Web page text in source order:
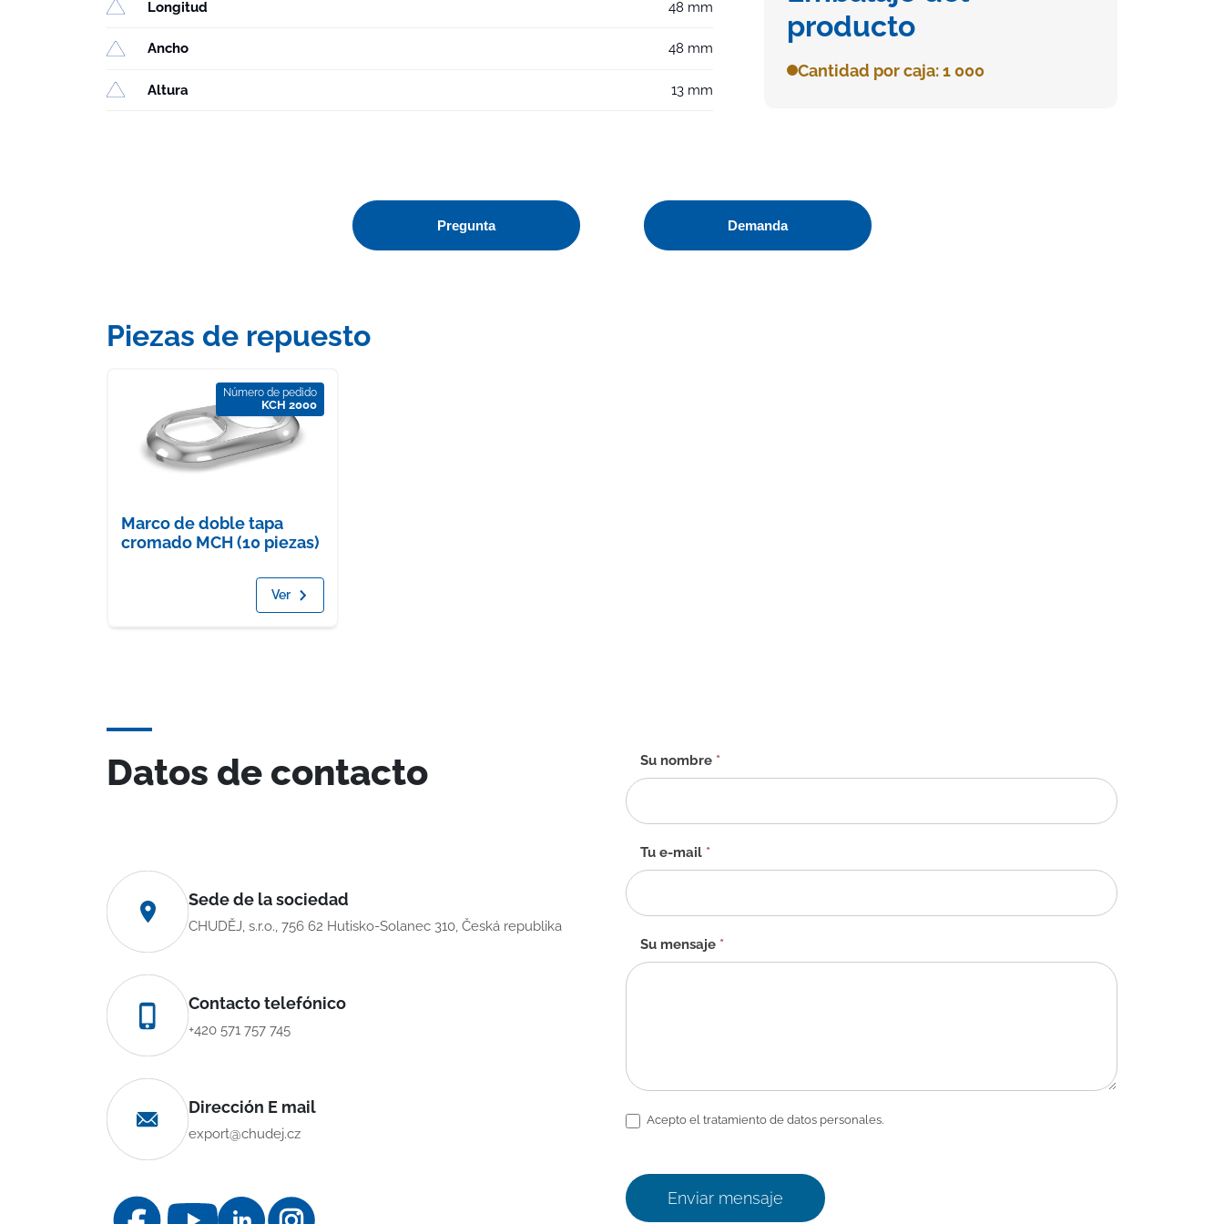
Longitud 48 mm
Ancho 48 mm
Altura 13 mm
producto
Cantidad por caja: 1 000
Pregunta Demanda
Piezas de repuesto
Número de pedido
KCH 2000
Marco de doble tapa
cromado MCH (10 piezas)
Ver
Datos de contacto
Sede de la sociedad
CHUDĚJ, s.r.o., 756 62 Hutisko-Solanec 310, Česká republika
Contacto telefónico
+420 571 757 745
Dirección E mail
export@chudej.cz
Formulario
de
contacto
Su nombre *
Tu e-mail *
Su mensaje *
Acepto el tratamiento de datos personales.
Enviar mensaje